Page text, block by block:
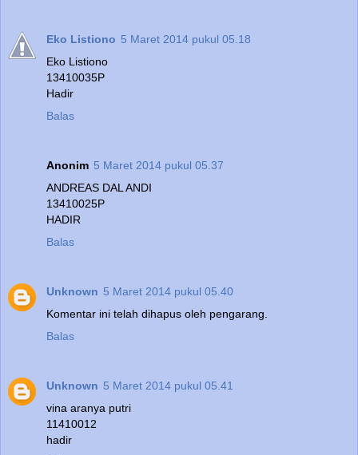
Eko Listiono 5 Maret 2014 pukul 05.18
Eko Listiono
13410035P
Hadir
Balas
Anonim 5 Maret 2014 pukul 05.37
ANDREAS DAL ANDI
13410025P
HADIR
Balas
Unknown 5 Maret 2014 pukul 05.40
Komentar ini telah dihapus oleh pengarang.
Balas
Unknown 5 Maret 2014 pukul 05.41
vina aranya putri
11410012
hadir